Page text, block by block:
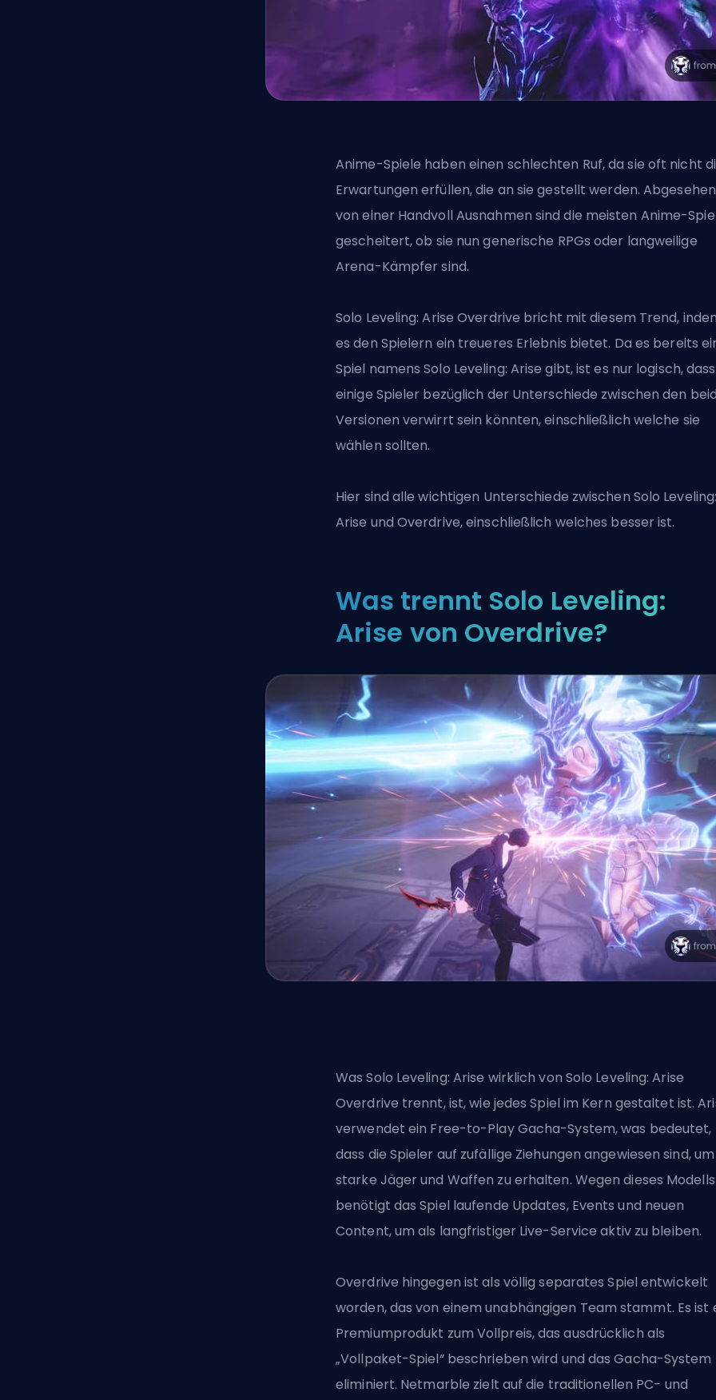
Anime-Spiele haben einen schlechten Ruf, da sie oft nicht
Erwartungen erfüllen, die an sie gestellt werden. Abgesehen
von einer Handvoll Ausnahmen sind die meisten Anime-
gescheitert, ob sie nun generische RPGs oder langweilige
Arena-Kämpfer sind.
Solo Leveling: Arise Overdrive bricht mit diesem Trend,
es den Spielern ein treueres Erlebnis bietet. Da es bereits
Spiel namens Solo Leveling: Arise gibt, ist es nur logisch, dass
einige Spieler bezüglich der Unterschiede zwischen den
Versionen verwirrt sein könnten, einschließlich welche sie
wählen sollten.
Hier sind alle wichtigen Unterschiede zwischen Solo Leveling:
Arise und Overdrive, einschließlich welches besser ist.
Was trennt Solo Leveling:
Arise von Overdrive?
Was Solo Leveling: Arise wirklich von Solo Leveling: Arise
Overdrive trennt, ist, wie jedes Spiel im Kern gestaltet ist.
verwendet ein Free-to-PlayGacha-System, was bedeutet,
dass die Spieler auf zufällige Ziehungen angewiesen sind, um
starke Jäger und Waffen zu erhalten. Wegen dieses Modells
benötigt das Spiel laufende Updates, Events und neuen
Content, um als langfristiger Live-Service aktiv zu bleiben.
Overdrive hingegen ist als völlig separates Spiel entwickelt
worden, das von einem unabhängigen Team stammt. Es ist
Premiumprodukt zum Vollpreis, das ausdrücklich als
„Vollpaket-Spiel“ beschrieben wird und das Gacha-System
eliminiert. Netmarble zielt auf die traditionellen PC- und